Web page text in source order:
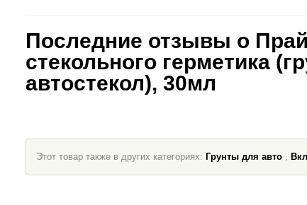
Последние отзывы о
стекольного герметика
автостекол), 30мл
Этот товар также в других категориях: Грунты для авто ,